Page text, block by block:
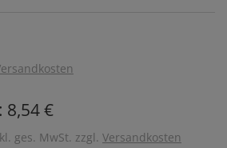
8,54 €
ges. MwSt. zzgl. Versandkosten